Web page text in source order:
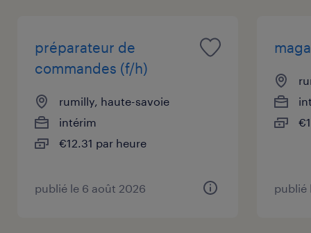
préparateur de
commandes (f/h)
rumilly, haute-savoie
intérim
€12.31 par heure
publié le 6 août 2026 publié